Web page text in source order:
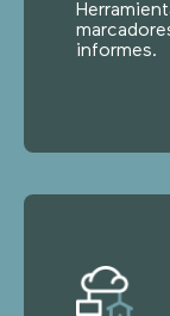
informes.